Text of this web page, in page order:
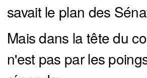
savait le plan des
Mais dans la tête du
n'est pas par les